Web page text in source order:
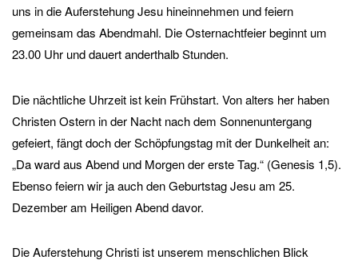
uns in die Auferstehung Jesu hineinnehmen und feiern
gemeinsam das Abendmahl. Die Osternachtfeier beginnt um
23.00 Uhr und dauert anderthalb Stunden.
Die nächtliche Uhrzeit ist kein Frühstart. Von alters her haben
Christen Ostern in der Nacht nach dem Sonnenuntergang
gefeiert, fängt doch der Schöpfungstag mit der Dunkelheit an:
„Da ward aus Abend und Morgen der erste Tag.“ (Genesis 1,5).
Ebenso feiern wir ja auch den Geburtstag Jesu am 25.
Dezember am Heiligen Abend davor.
Die Auferstehung Christi ist unserem menschlichen Blick